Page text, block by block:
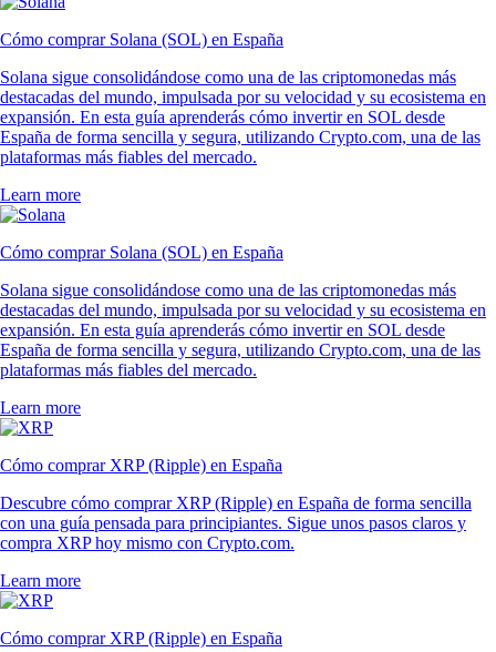
Cómo comprar Solana (SOL) en España
Solana sigue consolidándose como una de las criptomonedas más
destacadas del mundo, impulsada por su velocidad y su ecosistema en
expansión. En esta guía aprenderás cómo invertir en SOL desde
España de forma sencilla y segura, utilizando Crypto.com, una de las
plataformas más fiables del mercado.
Learn more
Cómo comprar Solana (SOL) en España
Solana sigue consolidándose como una de las criptomonedas más
destacadas del mundo, impulsada por su velocidad y su ecosistema en
expansión. En esta guía aprenderás cómo invertir en SOL desde
España de forma sencilla y segura, utilizando Crypto.com, una de las
plataformas más fiables del mercado.
Learn more
Cómo comprar XRP (Ripple) en España
Descubre cómo comprar XRP (Ripple) en España de forma sencilla
con una guía pensada para principiantes. Sigue unos pasos claros y
compra XRP hoy mismo con Crypto.com.
Learn more
Cómo comprar XRP (Ripple) en España